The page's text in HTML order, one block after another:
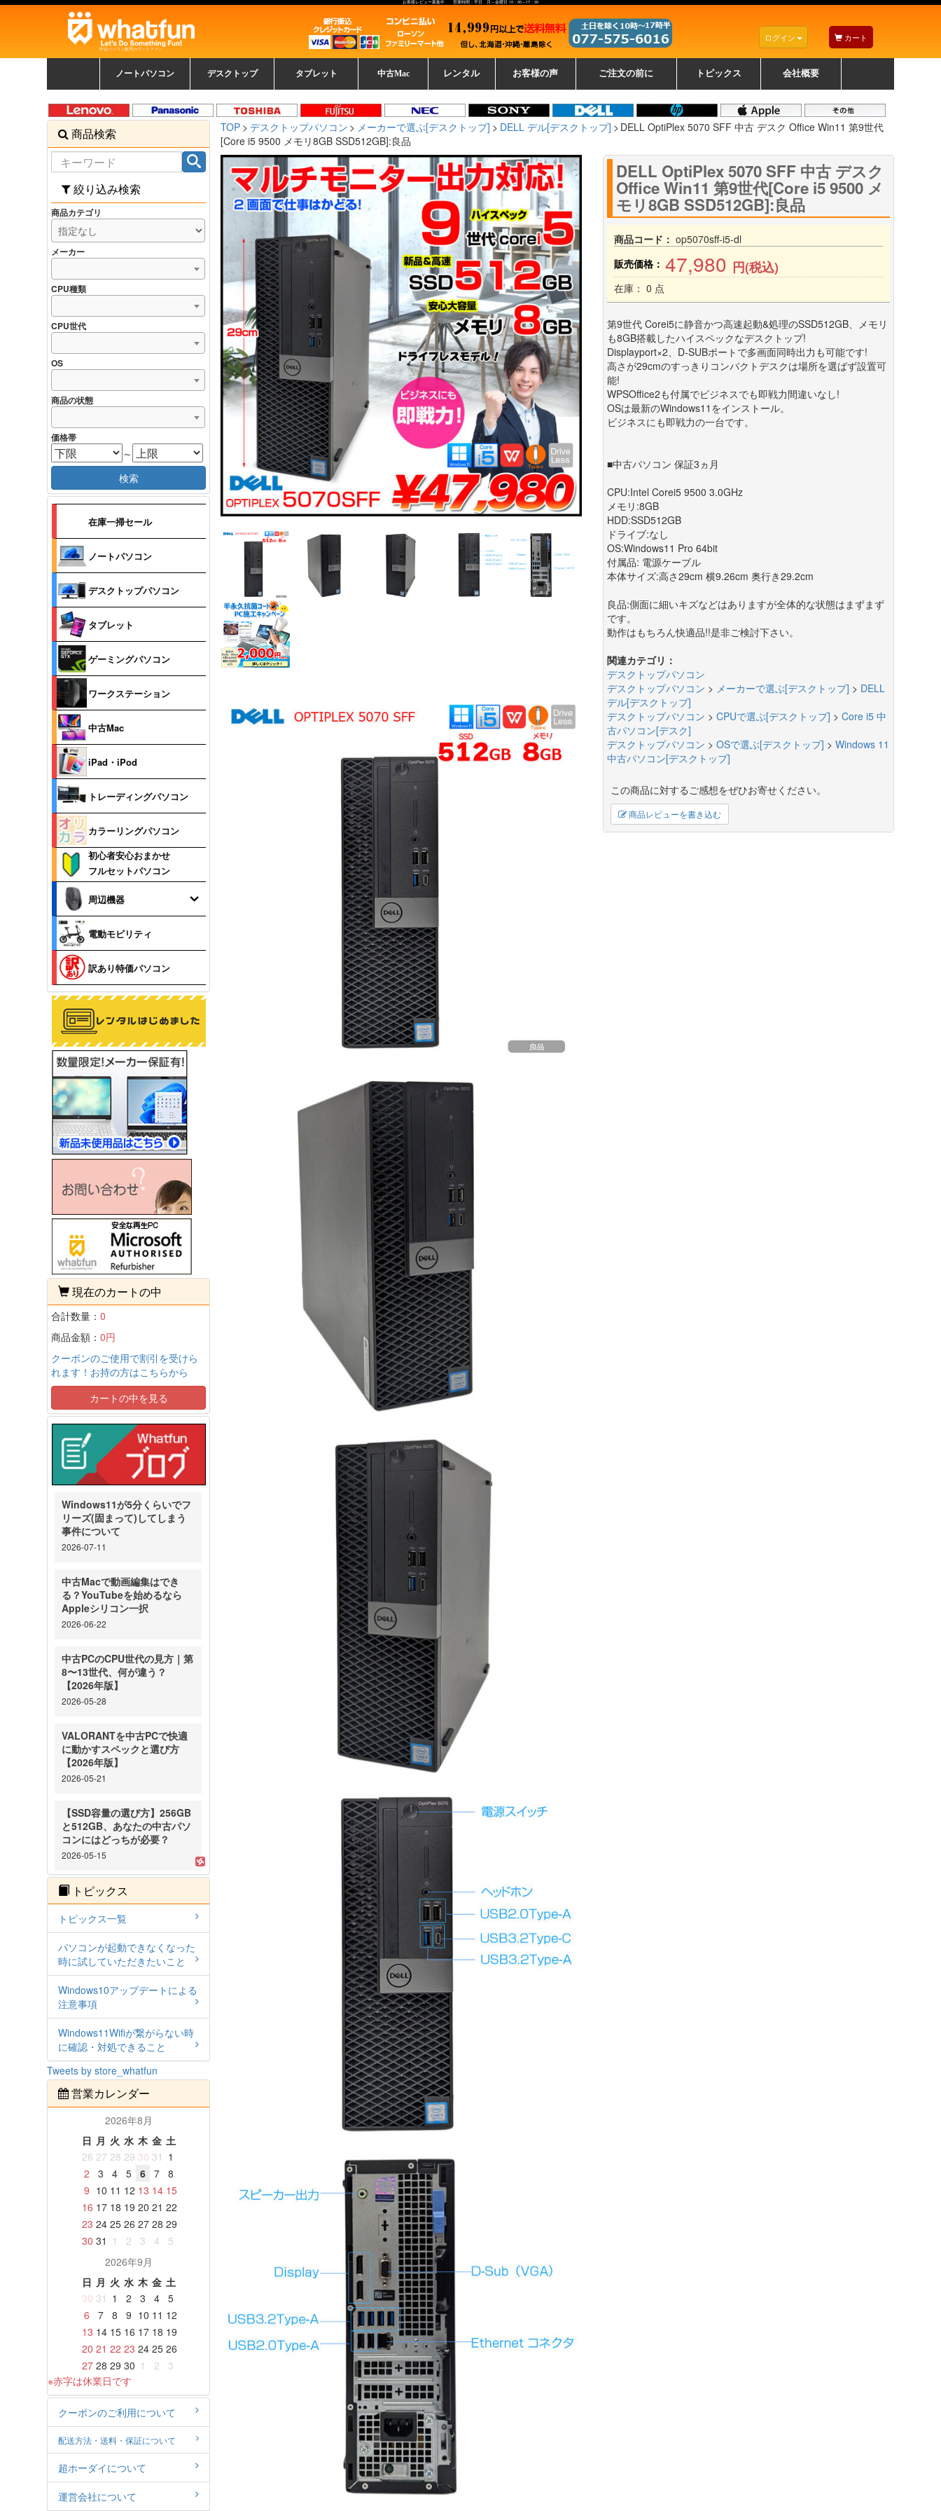
お客様レビュー募集中 営業時間：平日 月～金曜日 10：00～17：30
中古パソコン販売のワットファン
ログイン カート
ノートパソコン
覧
パソコン
ッカード
デスクトップ
中古デスクトップ一覧
新品デスクトップ一
覧
ゲーミングパソコン
トレーディングパソ
コン
ッカード
タブレット 中古Mac レンタル お客様の声 ご注文の前に トピックス 会社概要
TOP デスクトップパソコン メーカーで選ぶ[デスクトップ] DELL デル[デスクトップ]
DELL OptiPlex 5070 SFF 中古 デスク Office Win11 第9世代
[Core i5 9500 メモリ8GB SSD512GB]:良品
DELL OptiPlex 5070 SFF 中古 デスク
Office Win11 第9世代[Core i5 9500 メ
モリ8GB SSD512GB]:良品
商品コード： op5070sff-i5-dl
販売価格： 47,980 円(税込)
在庫： 0 点
第9世代 Corei5に静音かつ高速起動&処理のSSD512GB、メモリ
も8GB搭載したハイスペックなデスクトップ!
Displayport×2、D-SUBポートで多画面同時出力も可能です!
高さが29cmのすっきりコンパクトデスクは場所を選ばず設置可
能!
WPSOffice2も付属でビジネスでも即戦力間違いなし!
OSは最新のWindows11をインストール。
ビジネスにも即戦力の一台です。
■中古パソコン 保証3ヵ月
CPU:Intel Corei5 9500 3.0GHz
メモリ:8GB
HDD:SSD512GB
ドライブ:なし
OS:Windows11 Pro 64bit
付属品: 電源ケーブル
本体サイズ:高さ29cm 横9.26cm 奥行き29.2cm
良品:側面に細いキズなどはありますが全体的な状態はまずまず
です。
動作はもちろん快適品!!是非ご検討下さい。
関連カテゴリ：
デスクトップパソコン
デスクトップパソコン > メーカーで選ぶ[デスクトップ] > DELL
デル[デスクトップ]
デスクトップパソコン > CPUで選ぶ[デスクトップ] > Core i5 中
古パソコン[デスク]
デスクトップパソコン > OSで選ぶ[デスクトップ] > Windows 11
中古パソコン[デスクトップ]
この商品に対するご感想をぜひお寄せください。
商品レビューを書き込む
商品検索
絞り込み検索
商品カテゴリ
メーカー
CPU種類
CPU世代
OS
商品の状態
価格帯
～
検索
在庫一掃セール
ノートパソコン
デスクトップパソコン
タブレット
ゲーミングパソコン
ワークステーション
中古Mac
iPad・iPod
トレーディングパソコン
カラーリングパソコン
初心者安心おまかせ
フルセットパソコン
周辺機器
電動モビリティ
訳あり特価パソコン
現在のカートの中
合計数量： 0
商品金額： 0円
クーポンのご使用で割引を受けら
れます！お持の方はこちらから
カートの中を見る
Windows11が5分くらいでフ
リーズ(固まって)してしまう
事件について
2026-07-11
中古Macで動画編集はでき
る？YouTubeを始めるなら
Appleシリコン一択
2026-06-22
中古PCのCPU世代の見方｜第
8〜13世代、何が違う？
【2026年版】
2026-05-28
VALORANTを中古PCで快適
に動かすスペックと選び方
【2026年版】
2026-05-21
【SSD容量の選び方】256GB
と512GB、あなたの中古パソ
コンにはどっちが必要？
2026-05-15
トピックス
トピックス一覧
パソコンが起動できなくなった
時に試していただきたいこと
Windows10アップデートによる
注意事項
Windows11Wifiが繋がらない時
に確認・対処できること
Tweets by store_whatfun
営業カレンダー
2026年8月
日 月 火 水 木 金 土
26 27 28 29 30 31 1
2
3 4 5 6 7
8
9 10 11 12 13 14 15
16 17 18 19 20 21 22
23 24 25 26 27 28 29
30 31 1 2 3 4
5
2026年9月
日 月 火 水 木 金 土
30 31 1 2 3 4
5
6
7 8 9 10 11 12
13 14 15 16 17 18 19
20 21 22 23 24 25 26
27 28 29 30 1 2
3
※赤字は休業日です
クーポンのご利用について
配送方法・送料・保証について
超ホーダイについて
運営会社について